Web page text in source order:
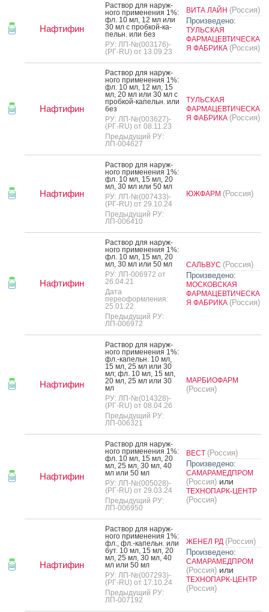
Нафтифин
Рас­твор для на­руж­
но­го при­мене­ния 1%:
фл. 10 мл, 12 мл или
30 мл с проб­кой-ка­
пельн. или без
РУ: ЛП-№(003176)-
(РГ-RU) от 13.09.23
ВИТА ЛАЙН (Россия)
Произведено:
ТУЛЬСКАЯ
ФАРМАЦЕВТИЧЕСКА
Я ФАБРИКА (Россия)
Нафтифин
Рас­твор для на­руж­
но­го при­мене­ния 1%:
фл. 10 мл, 12 мл, 15
мл, 20 мл или 30 мл с
проб­кой-ка­пельн. или
без
РУ: ЛП-№(003627)-
(РГ-RU) от 08.11.23
Предыдущий РУ:
ЛП-004627
ТУЛЬСКАЯ
ФАРМАЦЕВТИЧЕСКА
Я ФАБРИКА (Россия)
Нафтифин
Рас­твор для на­руж­
но­го при­мене­ния 1%:
фл. 10 мл, 15 мл, 20
мл, 30 мл или 50 мл
РУ: ЛП-№(007433)-
(РГ-RU) от 29.10.24
Предыдущий РУ:
ЛП-006410
ЮЖФАРМ (Россия)
Нафтифин
Рас­твор для на­руж­
но­го при­мене­ния 1%:
фл. 10 мл, 15 мл, 20
мл, 30 мл или 50 мл
РУ: ЛП-006972 от
26.04.21
Дата
переоформления:
25.01.22
Предыдущий РУ:
ЛП-006972
САЛЬВУС (Россия)
Произведено:
МОСКОВСКАЯ
ФАРМАЦЕВТИЧЕСКА
Я ФАБРИКА (Россия)
Нафтифин
Рас­твор для на­руж­
но­го при­мене­ния 1%:
фл.-ка­пельн. 10 мл,
15 мл, 25 мл или 30
мл; фл. 10 мл, 15 мл,
20 мл, 25 мл или 30
мл
РУ: ЛП-№(014328)-
(РГ-RU) от 08.04.26
Предыдущий РУ:
ЛП-006321
МАРБИОФАРМ
(Россия)
Нафтифин
Рас­твор для на­руж­
но­го при­мене­ния 1%:
фл. 10 мл, 15 мл, 20
мл, 25 мл, 30 мл, 40
мл или 50 мл
РУ: ЛП-№(005028)-
(РГ-RU) от 29.03.24
Предыдущий РУ:
ЛП-006950
ВЕСТ (Россия)
Произведено:
САМАРАМЕДПРОМ
(Россия) или
ТЕХНОПАРК-ЦЕНТР
(Россия)
Нафтифин
Рас­твор для на­руж­
но­го при­мене­ния 1%:
фл., фл.-ка­пельн. или
бут. 10 мл, 15 мл, 20
мл, 25 мл, 30 мл, 40
мл или 50 мл
РУ: ЛП-№(007293)-
(РГ-RU) от 17.10.24
Предыдущий РУ:
ЛП-007192
ЖЕНЕЛ РД (Россия)
Произведено:
САМАРАМЕДПРОМ
(Россия) или
ТЕХНОПАРК-ЦЕНТР
(Россия)